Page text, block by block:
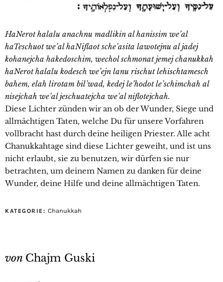
HaNerot halalu anachnu madlikin al hanissim we’al
haTeschuot we’al haNiflaot sche’asita lawotejnu al jadej
kohanejcha hakedoschim, wechol schmonat jemej chanukkah
haNerot halalu kodesch we’ejn lanu rischut lehischtamesch
bahem, elah lirotam bil’wad, kedej le’hodot le’schimchah al
nisejchah we’al jeschuatejcha we’al niflotejchah.
Diese Lichter zünden wir an ob der Wunder, Siege und
allmächtigen Taten, welche Du für unsere Vorfahren
vollbracht hast durch deine heiligen Priester. Alle acht
Chanukkahtage sind diese Lichter geweiht, und ist uns
nicht erlaubt, sie zu benutzen, wir dürfen sie nur
betrachten, um deinem Namen zu danken für deine
Wunder, deine Hilfe und deine allmächtigen Taten.
KATEGORIE: Chanukkah
von Chajm Guski